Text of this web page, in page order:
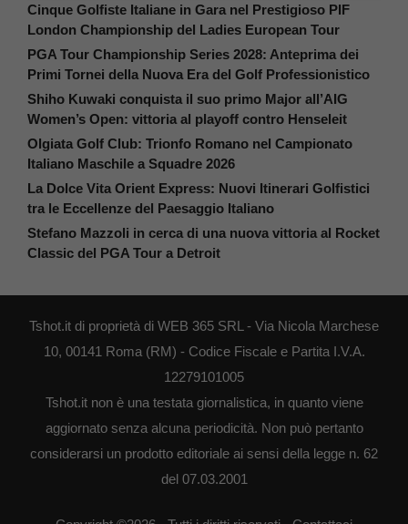
Cinque Golfiste Italiane in Gara nel Prestigioso PIF
London Championship del Ladies European Tour
PGA Tour Championship Series 2028: Anteprima dei
Primi Tornei della Nuova Era del Golf Professionistico
Shiho Kuwaki conquista il suo primo Major all’AIG
Women’s Open: vittoria al playoff contro Henseleit
Olgiata Golf Club: Trionfo Romano nel Campionato
Italiano Maschile a Squadre 2026
La Dolce Vita Orient Express: Nuovi Itinerari Golfistici
tra le Eccellenze del Paesaggio Italiano
Stefano Mazzoli in cerca di una nuova vittoria al Rocket
Classic del PGA Tour a Detroit
Tshot.it di proprietà di WEB 365 SRL - Via Nicola Marchese
10, 00141 Roma (RM) - Codice Fiscale e Partita I.V.A.
12279101005
Tshot.it non è una testata giornalistica, in quanto viene
aggiornato senza alcuna periodicità. Non può pertanto
considerarsi un prodotto editoriale ai sensi della legge n. 62
del 07.03.2001